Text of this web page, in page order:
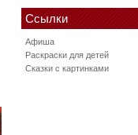
Ссылки
Афиша
Раскраски для детей
Сказки с картинками